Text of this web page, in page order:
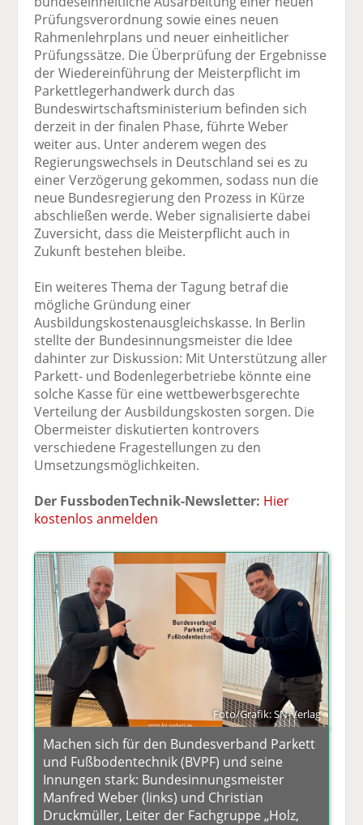
Prüfungsverordnung sowie eines neuen
Rahmenlehrplans und neuer einheitlicher
Prüfungssätze. Die Überprüfung der Ergebnisse
der Wiedereinführung der Meisterpflicht im
Parkettlegerhandwerk durch das
Bundeswirtschaftsministerium befinden sich
derzeit in der finalen Phase, führte Weber
weiter aus. Unter anderem wegen des
Regierungswechsels in Deutschland sei es zu
einer Verzögerung gekommen, sodass nun die
neue Bundesregierung den Prozess in Kürze
abschließen werde. Weber signalisierte dabei
Zuversicht, dass die Meisterpflicht auch in
Zukunft bestehen bleibe.
Ein weiteres Thema der Tagung betraf die
mögliche Gründung einer
Ausbildungskostenausgleichskasse. In Berlin
stellte der Bundesinnungsmeister die Idee
dahinter zur Diskussion: Mit Unterstützung aller
Parkett- und Bodenlegerbetriebe könnte eine
solche Kasse für eine wettbewerbsgerechte
Verteilung der Ausbildungskosten sorgen. Die
Obermeister diskutierten kontrovers
verschiedene Fragestellungen zu den
Umsetzungsmöglichkeiten.
Der FussbodenTechnik-Newsletter: Hier
kostenlos anmelden
Foto/Grafik: SN-Verlag
Machen sich für den Bundesverband Parkett
und Fußbodentechnik (BVPF) und seine
Innungen stark: Bundesinnungsmeister
Manfred Weber (links) und Christian
Druckmüller, Leiter der Fachgruppe „Holz,